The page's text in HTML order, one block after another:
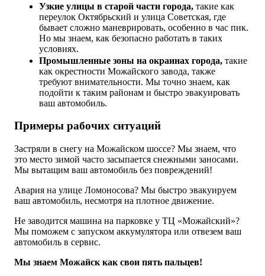
Узкие улицы в старой части города, такие как
переулок Октябрьский и улица Советская, где
бывает сложно маневрировать, особенно в час пик.
Но мы знаем, как безопасно работать в таких
условиях.
Промышленные зоны на окраинах города, такие
как окрестности Можайского завода, также
требуют внимательности. Мы точно знаем, как
подойти к таким районам и быстро эвакуировать
ваш автомобиль.
Примеры рабочих ситуаций
Застряли в снегу на Можайском шоссе? Мы знаем, что
это место зимой часто засыпается снежными заносами.
Мы вытащим ваш автомобиль без повреждений!
Авария на улице Ломоносова? Мы быстро эвакуируем
ваш автомобиль, несмотря на плотное движение.
Не заводится машина на парковке у ТЦ «Можайский»?
Мы поможем с запуском аккумулятора или отвезем ваш
автомобиль в сервис.
Мы знаем Можайск как свои пять пальцев!